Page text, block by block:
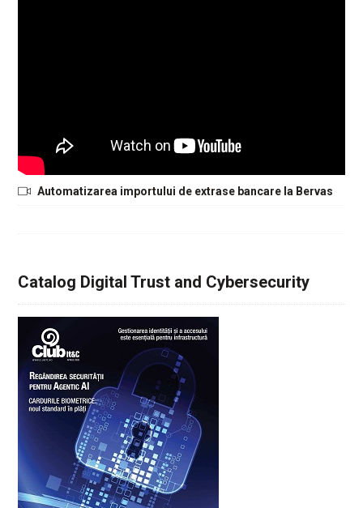
Automatizarea importului de extrase bancare la Bervas
Catalog Digital Trust and Cybersecurity